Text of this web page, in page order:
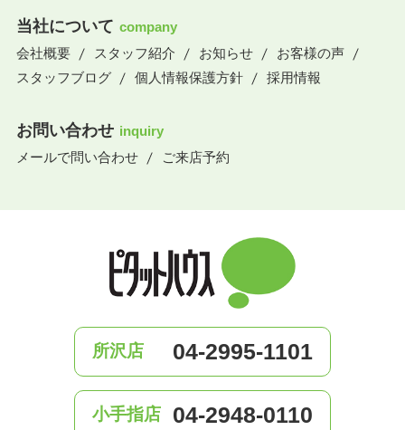
当社について company
会社概要
スタッフ紹介 お知らせ
お客様の声
スタッフブログ
個人情報保護方針 採用情報
お問い合わせ inquiry
メールで問い合わせ
ご来店予約
所沢店 04-2995-1101
小手指店 04-2948-0110